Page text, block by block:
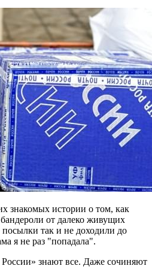
знакомых истории о том, как
от далеко живущих
так и не доходили до
я не раз "попадала".
знают все. Даже сочиняют